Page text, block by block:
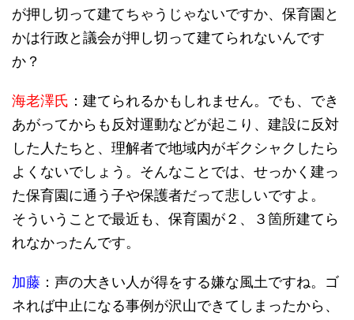
が押し切って建てちゃうじゃないですか、保育園と
かは行政と議会が押し切って建てられないんです
か？
海老澤氏 ：建てられるかもしれません。でも、でき
あがってからも反対運動などが起こり、建設に反対
した人たちと、理解者で地域内がギクシャクしたら
よくないでしょう。そんなことでは、せっかく建っ
た保育園に通う子や保護者だって悲しいですよ。
そういうことで最近も、保育園が２、３箇所建てら
れなかったんです。
加藤 ：声の大きい人が得をする嫌な風土ですね。ゴ
ネれば中止になる事例が沢山できてしまったから、